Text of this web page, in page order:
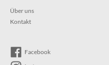
Über uns
Kontakt
Facebook